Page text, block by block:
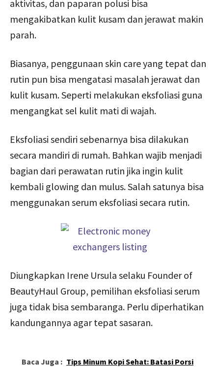
aktivitas, dan paparan polusi bisa
mengakibatkan kulit kusam dan jerawat makin
parah.
Biasanya, penggunaan skin care yang tepat dan
rutin pun bisa mengatasi masalah jerawat dan
kulit kusam. Seperti melakukan eksfoliasi guna
mengangkat sel kulit mati di wajah.
Eksfoliasi sendiri sebenarnya bisa dilakukan
secara mandiri di rumah. Bahkan wajib menjadi
bagian dari perawatan rutin jika ingin kulit
kembali glowing dan mulus. Salah satunya bisa
menggunakan serum eksfoliasi secara rutin.
Diungkapkan Irene Ursula selaku Founder of
BeautyHaul Group, pemilihan eksfoliasi serum
juga tidak bisa sembaranga. Perlu diperhatikan
kandungannya agar tepat sasaran.
Baca Juga : Tips Minum Kopi Sehat: Batasi Porsi